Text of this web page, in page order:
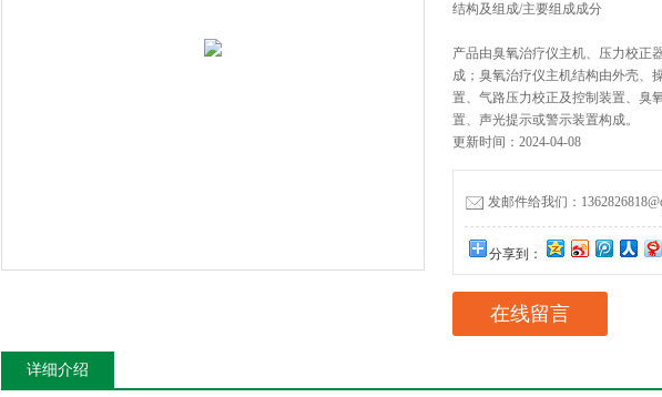
结构及组成/主要组成成分
产品由臭氧治疗仪主机、压力校正
成；臭氧治疗仪主机结构由外壳、
置、气路压力校正及控制装置、臭
置、声光提示或警示装置构成。
更新时间：2024-04-08
发邮件给我们：
分享到：
在线留言
详细介绍